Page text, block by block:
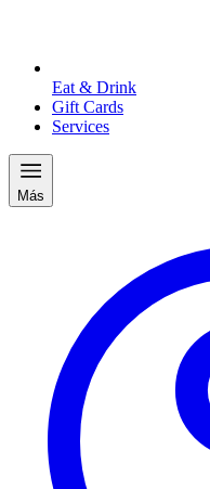
Eat & Drink
Gift Cards
Services
Más